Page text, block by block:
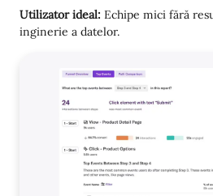
Utilizator ideal: Echipe mici fără
inginerie a datelor.